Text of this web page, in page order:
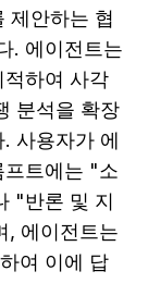
제안하는 협
. 에이전트는
하여 사각
분석을 확장
사용자가 에
프트에는 "소
"반론 및 지
, 에이전트는
여 이에 답